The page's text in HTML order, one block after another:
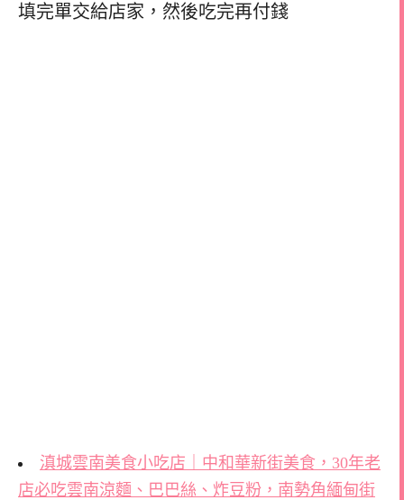
填完單交給店家，然後吃完再付錢
滇城雲南美食小吃店｜中和華新街美食，30年老
店必吃雲南涼麵、巴巴絲、炸豆粉，南勢角緬甸街